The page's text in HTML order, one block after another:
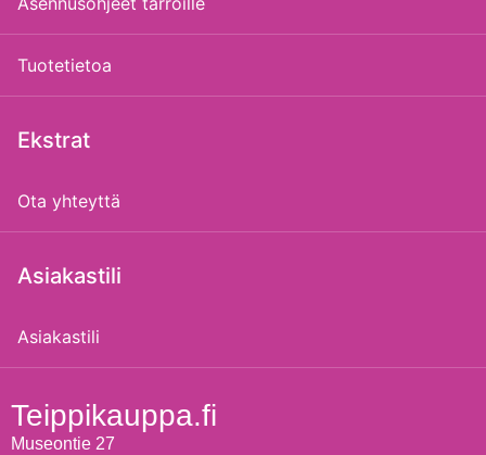
Tuotetietoa
Ekstrat
Ota yhteyttä
Asiakastili
Asiakastili
Teippikauppa.fi
Museontie 27